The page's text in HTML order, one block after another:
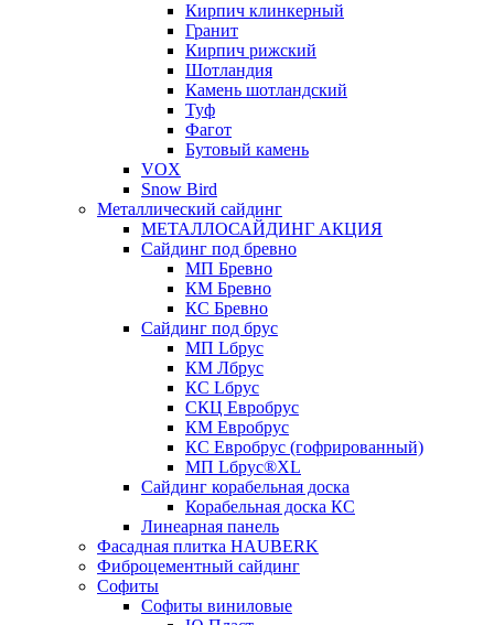
Кирпич клинкерный
Гранит
Кирпич рижский
Шотландия
Камень шотландский
Туф
Фагот
Бутовый камень
VOX
Snow Bird
Металлический сайдинг
МЕТАЛЛОСАЙДИНГ АКЦИЯ
Сайдинг под бревно
МП Бревно
КМ Бревно
КС Бревно
Сайдинг под брус
МП Lбрус
КМ Лбрус
КС Lбрус
СКЦ Евробрус
КМ Евробрус
КС Евробрус (гофрированный)
МП Lбрус®XL
Сайдинг корабельная доска
Корабельная доска КС
Линеарная панель
Фасадная плитка HAUBERK
Фиброцементный сайдинг
Софиты
Софиты виниловые